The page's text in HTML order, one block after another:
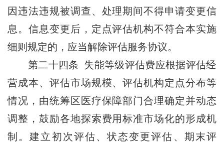
因违法违规被调查、处理期间不得申请变更信
息。信息变更后，定点评估机构不符合本实施
细则规定的，应当解除评估服务协议。
第二十四条 失能等级评估费应根据评估经
营成本、评估市场规模、评估机构定点分布等
情况，由统筹区医疗保障部门合理确定并动态
调整，鼓励各地探索费用标准市场化的形成机
制。建立初次评估、状态变更评估、期末评